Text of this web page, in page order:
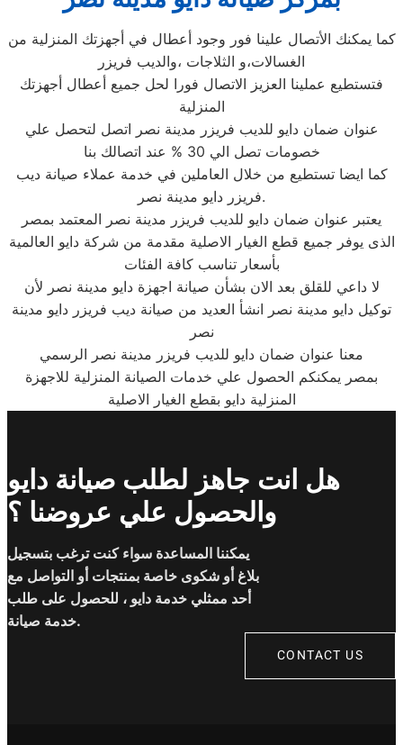
كما يمكنك الأتصال علينا فور وجود أعطال في أجهزتك المنزلية من
الغسالات،و الثلاجات ،والديب فريزر
فتستطيع عملينا العزيز الاتصال فورا لحل جميع أعطال أجهزتك
المنزلية
عنوان ضمان دايو للديب فريزر مدينة نصر اتصل لتحصل علي
خصومات تصل الي 30 % عند اتصالك بنا
كما ايضا تستطيع من خلال العاملين في خدمة عملاء صيانة ديب
فريزر دايو مدينة نصر.
يعتبر عنوان ضمان دايو للديب فريزر مدينة نصر المعتمد بمصر
الذى يوفر جميع قطع الغيار الاصلية مقدمة من شركة دايو العالمية
بأسعار تناسب كافة الفئات
لا داعي للقلق بعد الان بشأن صيانة اجهزة دايو مدينة نصر لأن
توكيل دايو مدينة نصر انشأ العديد من صيانة ديب فريزر دايو مدينة
نصر
معنا عنوان ضمان دايو للديب فريزر مدينة نصر الرسمي
بمصر يمكنكم الحصول علي خدمات الصيانة المنزلية للاجهزة
المنزلية دايو بقطع الغيار الاصلية
هل انت جاهز لطلب صيانة دايو
والحصول علي عروضنا ؟
يمكننا المساعدة سواء كنت ترغب بتسجيل
بلاغ أو شكوى خاصة بمنتجات أو التواصل مع
أحد ممثلي خدمة دايو ، للحصول على طلب
خدمة صيانة.
CONTACT US